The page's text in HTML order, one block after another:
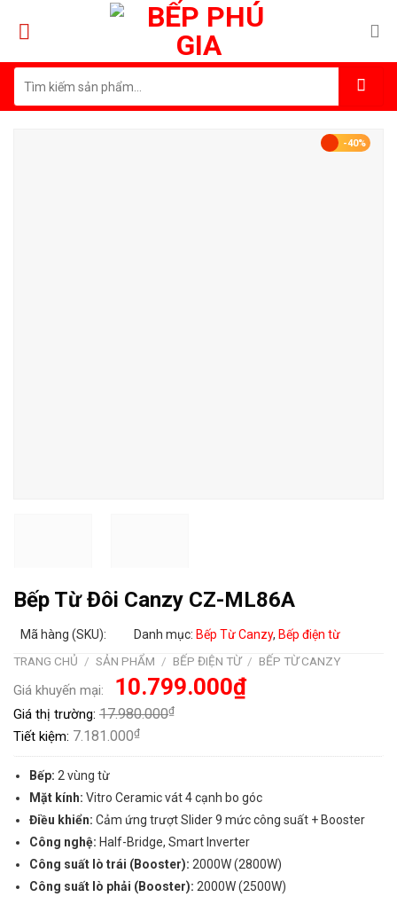
kiếm:
-40%
Bếp Từ Đôi Canzy CZ-ML86A
Mã hàng (SKU): Danh mục: Bếp Từ Canzy, Bếp điện từ
TRANG CHỦ / SẢN PHẨM / BẾP ĐIỆN TỪ / BẾP TỪ CANZY
Giá khuyến mại:
Giá
gốc
là:
17.980.000₫.
10.799.000₫Giá
Giá thị trường: 17.980.000₫
Tiết kiệm: 7.181.000₫
Bếp: 2 vùng từ
Mặt kính: Vitro Ceramic vát 4 cạnh bo góc
Điều khiển: Cảm ứng trượt Slider 9 mức công suất + Booster
Công nghệ: Half-Bridge, Smart Inverter
Công suất lò trái (Booster): 2000W (2800W)
Công suất lò phải (Booster): 2000W (2500W)